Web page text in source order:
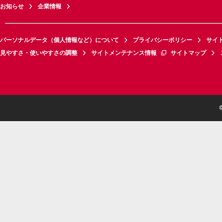
お知らせ 企業情報
パーソナルデータ（個人情報など）について プライバシーポリシー
サイ
見やすさ・使いやすさの調整
サイトメンテナンス情報 サイトマップ